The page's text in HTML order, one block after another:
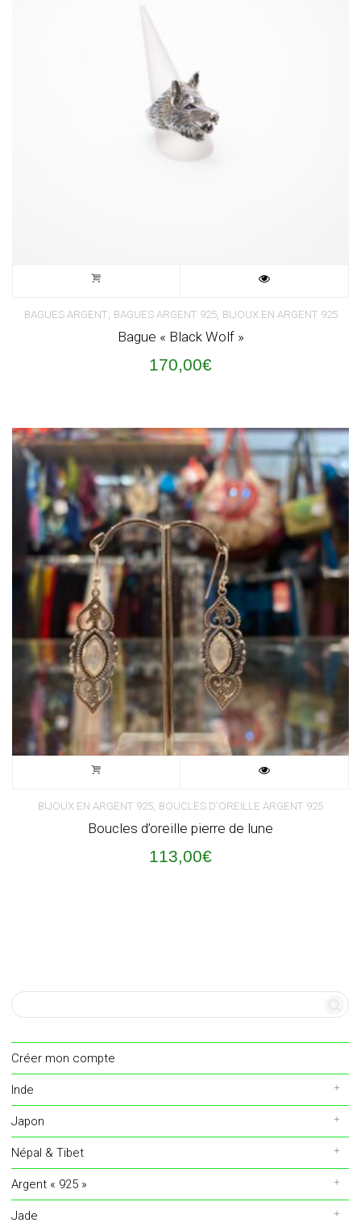
BAGUES ARGENT BAGUES ARGENT 925, BIJOUX EN ARGENT 925
Bague « Black Wolf »
170,00€
BIJOUX EN ARGENT 925 BOUCLES D'OREILLE ARGENT 925
Boucles d’oreille pierre de lune
113,00€
Créer mon compte
Inde
Japon
Népal & Tibet
Argent « 925 »
Jade